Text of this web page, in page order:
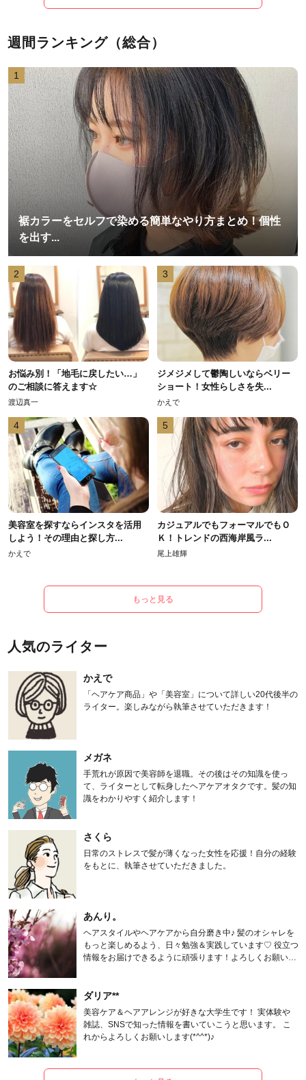
週間ランキング（総合）
1
裾カラーをセルフで染める簡単なやり方まとめ！個性
を出す...
2
お悩み別！「地毛に戻したい…」
のご相談に答えます☆
渡辺真一
3
ジメジメして鬱陶しいならベリー
ショート！女性らしさを失...
かえで
4
美容室を探すならインスタを活用
しよう！その理由と探し方...
かえで
5
カジュアルでもフォーマルでもＯ
Ｋ！トレンドの西海岸風ラ...
尾上雄輝
もっと見る
人気のライター
かえで
「ヘアケア商品」や「美容室」について詳しい20代後半の
ライター。楽しみながら執筆させていただきます！
メガネ
手荒れが原因で美容師を退職。その後はその知識を使っ
て、ライターとして転身したヘアケアオタクです。髪の知
識をわかりやすく紹介します！
さくら
日常のストレスで髪が薄くなった女性を応援！自分の経験
をもとに、執筆させていただきました。
あんり。
ヘアスタイルやヘアケアから自分磨き中♪ 髪のオシャレを
もっと楽しめるよう、日々勉強＆実践しています♡ 役立つ
情報をお届けできるように頑張ります！よろしくお願いし
ダリア**
美容ケア＆ヘアアレンジが好きな大学生です！ 実体験や
雑誌、SNSで知った情報を書いていこうと思います。 こ
れからよろしくお願いします(*^^*)♪